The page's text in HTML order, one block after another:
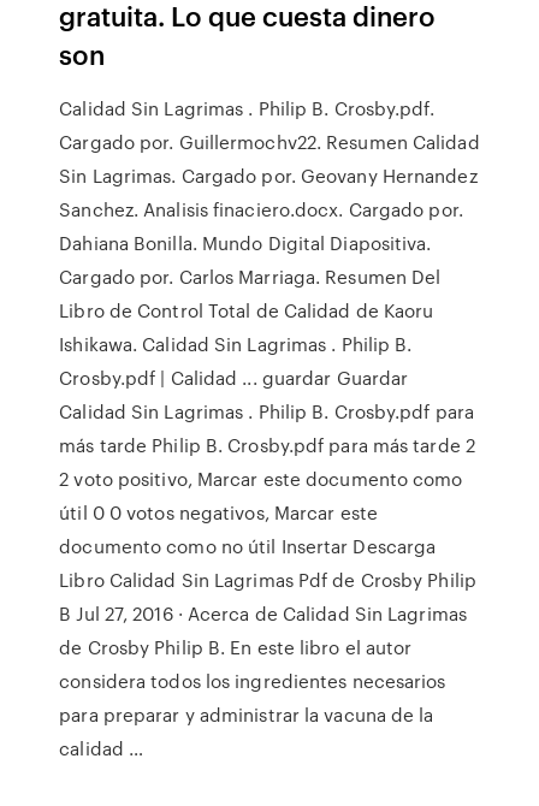
gratuita. Lo que cuesta dinero
son
Calidad Sin Lagrimas . Philip B. Crosby.pdf.
Cargado por. Guillermochv22. Resumen Calidad
Sin Lagrimas. Cargado por. Geovany Hernandez
Sanchez. Analisis finaciero.docx. Cargado por.
Dahiana Bonilla. Mundo Digital Diapositiva.
Cargado por. Carlos Marriaga. Resumen Del
Libro de Control Total de Calidad de Kaoru
Ishikawa. Calidad Sin Lagrimas . Philip B.
Crosby.pdf | Calidad ... guardar Guardar
Calidad Sin Lagrimas . Philip B. Crosby.pdf para
más tarde Philip B. Crosby.pdf para más tarde 2
2 voto positivo, Marcar este documento como
útil 0 0 votos negativos, Marcar este
documento como no útil Insertar Descarga
Libro Calidad Sin Lagrimas Pdf de Crosby Philip
B Jul 27, 2016 · Acerca de Calidad Sin Lagrimas
de Crosby Philip B. En este libro el autor
considera todos los ingredientes necesarios
para preparar y administrar la vacuna de la
calidad …